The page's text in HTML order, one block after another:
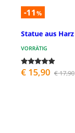
-11 %
Statue aus
VORRÄTIG
€ 15,90 € 17,90